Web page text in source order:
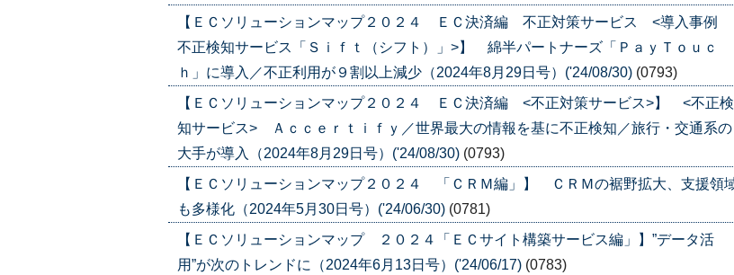
【ＥＣソリューションマップ２０２４ ＥＣ決済編 不正対策サービス <導入事例
不正検知サービス「Ｓｉｆｔ（シフト）」>】 綿半パートナーズ「ＰａｙＴｏｕｃ
ｈ」に導入／不正利用が９割以上減少（2024年8月29日号）('24/08/30) (0793)
【ＥＣソリューションマップ２０２４ ＥＣ決済編 <不正対策サービス>】 <不正検
知サービス> Ａｃｃｅｒｔｉｆｙ／世界最大の情報を基に不正検知／旅行・交通系の
大手が導入（2024年8月29日号）('24/08/30) (0793)
【ＥＣソリューションマップ２０２４ 「ＣＲＭ編」】 ＣＲＭの裾野拡大、支援領
も多様化（2024年5月30日号）('24/06/30) (0781)
【ＥＣソリューションマップ ２０２４「ＥＣサイト構築サービス編」】”データ活
用”が次のトレンドに（2024年6月13日号）('24/06/17) (0783)